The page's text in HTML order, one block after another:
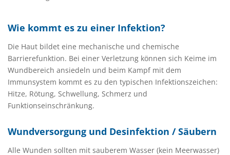
Wie kommt es zu einer Infektion?
Die Haut bildet eine mechanische und chemische
Barrierefunktion. Bei einer Verletzung können sich Keime im
Wundbereich ansiedeln und beim Kampf mit dem
Immunsystem kommt es zu den typischen Infektionszeichen:
Hitze, Rötung, Schwellung, Schmerz und
Funktionseinschränkung.
Wundversorgung und Desinfektion / Säubern
Alle Wunden sollten mit sauberem Wasser (kein Meerwasser)